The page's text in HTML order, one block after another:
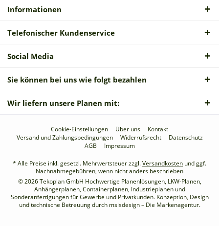
Informationen
Telefonischer Kundenservice
Social Media
Sie können bei uns wie folgt bezahlen
Wir liefern unsere Planen mit:
Cookie-Einstellungen Über uns
Kontakt
Versand und Zahlungsbedingungen
Widerrufsrecht
Datenschutz
AGB
Impressum
* Alle Preise inkl. gesetzl. Mehrwertsteuer zzgl.Versandkosten und ggf.
Nachnahmegebühren, wenn nicht anders beschrieben
© 2026 Tekoplan GmbH Hochwertige Planenlösungen, LKW-Planen,
Anhängerplanen, Containerplanen, Industrieplanen und
Sonderanfertigungen für Gewerbe und Privatkunden. Konzeption, Design
und technische Betreuung durch msisdesign – Die Markenagentur.